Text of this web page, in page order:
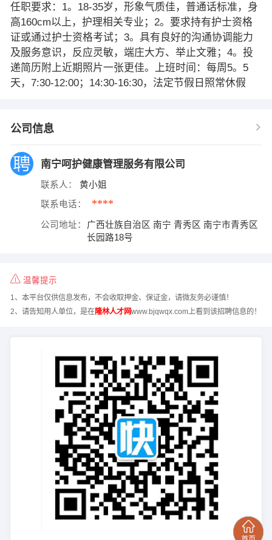
任职要求：1。18-35岁，形象气质佳，普通话标准，身
高160cm以上，护理相关专业；2。要求持有护士资格
证或通过护士资格考试；3。具有良好的沟通协调能力
及服务意识，反应灵敏，端庄大方、举止文雅；4。投
递简历附上近期照片一张更佳。上班时间：每周5。5
天，7:30-12:00；14:30-16:30，法定节假日照常休假
公司信息
南宁呵护健康管理服务有限公司
联系人： 黄小姐
联系电话： ****
公司地址：
广西壮族自治区 南宁 青秀区 南宁市青秀区
长园路18号
温馨提示
1、本平台仅供信息发布，不会收取押金、保证金，请微友务必谨慎！
2、请告知用人单位，是在隆林人才网www.bjqwqx.com上看到该招聘信息的！